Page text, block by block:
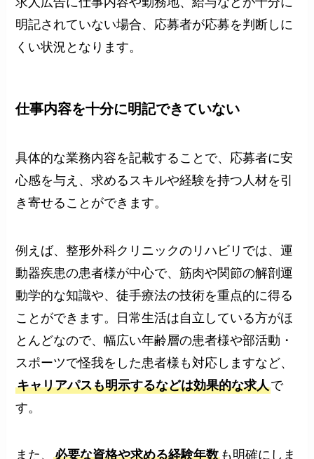
明記されていない場合、応募者が応募を判断しに
くい状況となります。
仕事内容を十分に明記できていない
具体的な業務内容を記載することで、応募者に安
心感を与え、求めるスキルや経験を持つ人材を引
き寄せることができます。
例えば、整形外科クリニックのリハビリでは、運
動器疾患の患者様が中心で、筋肉や関節の解剖運
動学的な知識や、徒手療法の技術を重点的に得る
ことができます。日常生活は自立している方がほ
とんどなので、幅広い年齢層の患者様や部活動・
スポーツで怪我をした患者様も対応しますなど、
キャリアパスも明示するなどは効果的な求人で
す。
また、必要な資格や求める経験年数 も明確にしま